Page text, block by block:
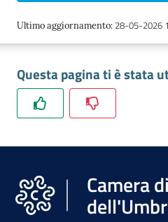
Ultimo aggiornamento: 28-05-2026
Questa pagina ti è stata
Camera